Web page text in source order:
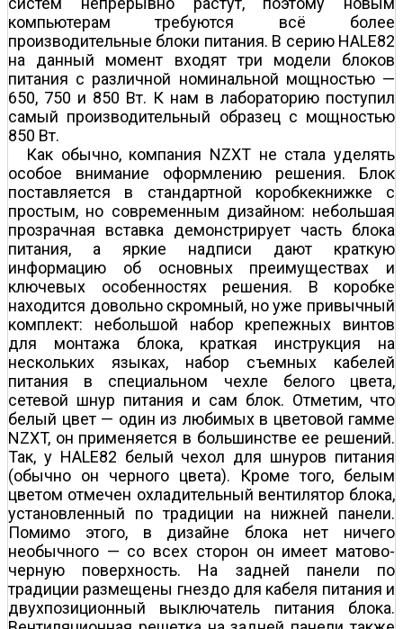
компьютерам требуются всё более
производительные блоки питания. В серию HALE82
на данный момент входят три модели блоков
питания с различной номинальной мощностью —
650, 750 и 850 Вт. К нам в лабораторию поступил
самый производительный образец с мощностью
850 Вт.
Как обычно, компания NZXT не стала уделять
особое внимание оформлению решения. Блок
поставляется в стандартной коробке­книжке с
простым, но современным дизайном: небольшая
прозрачная вставка демонстрирует часть блока
питания, а яркие надписи дают краткую
информацию об основных преимуществах и
ключевых особенностях решения. В коробке
находится довольно скромный, но уже привычный
комплект: небольшой набор крепежных винтов
для монтажа блока, краткая инструкция на
нескольких языках, набор съемных кабелей
питания в специальном чехле белого цвета,
сетевой шнур питания и сам блок. Отметим, что
белый цвет — один из любимых в цветовой гамме
NZXT, он применяется в большинстве ее решений.
Так, у HALE82 белый чехол для шнуров питания
(обычно он черного цвета). Кроме того, белым
цветом отмечен охладительный вентилятор блока,
установленный по традиции на нижней панели.
Помимо этого, в дизайне блока нет ничего
необычного — со всех сторон он имеет матово-
черную поверхность. На задней панели по
традиции размещены гнездо для кабеля питания и
двухпозиционный выключатель питания блока.